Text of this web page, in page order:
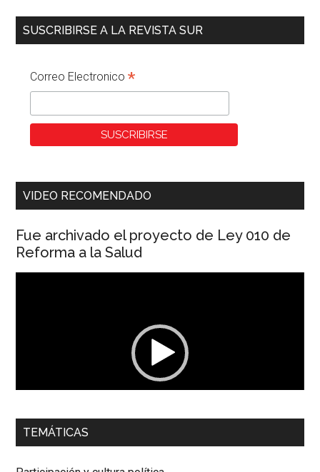
SUSCRIBIRSE A LA REVISTA SUR
Correo Electronico*
VIDEO RECOMENDADO
Fue archivado el proyecto de Ley 010 de
Reforma a la Salud
00:00 01:04
Dra. Carolina Corcho Mejía,Presidenta Corporación
TEMÁTICAS